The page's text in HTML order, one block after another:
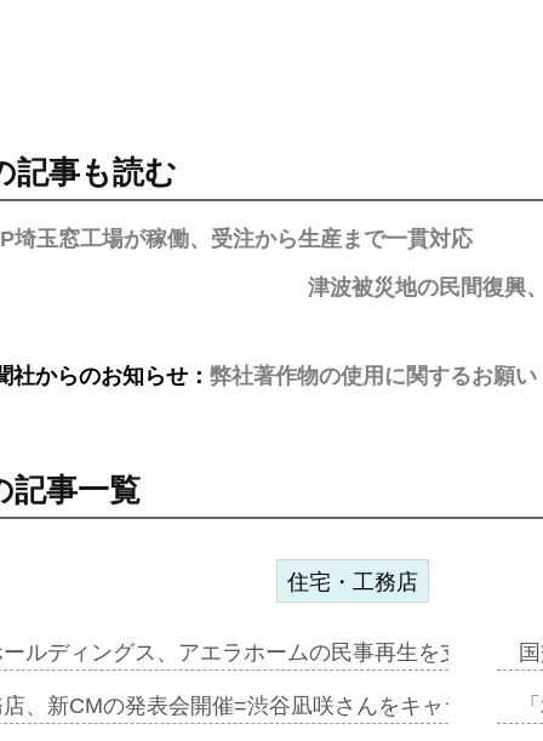
記事も読む
埼玉窓工場が稼働、受注から生産まで一貫対応
津波被災地の民間復興
社からのお知らせ： 弊社著作物の使用に関するお願い
記事一覧
住宅・工務店
ールディングス、アエラホームの民事再生を支援=ス
店、新CMの発表会開催=渋谷凪咲さんをキャラクタ